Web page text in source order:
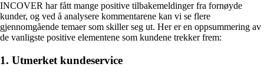
INCOVER har fått mange positive tilbakemeldinger fra fornøyde
kunder, og ved å analysere kommentarene kan vi se flere
gjennomgående temaer som skiller seg ut. Her er en oppsummering av
de vanligste positive elementene som kundene trekker frem:
1. Utmerket kundeservice